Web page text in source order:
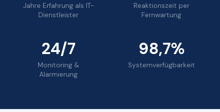
Jahre Erfahrung als IT-
Dienstleister
Reaktionszeit per
Fernwartung
24/7
Monitoring &
Alarmierung
98,7%
Systemverfügbarkeit